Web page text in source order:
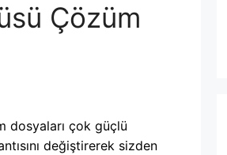
Çözüm
dosyaları çok güçlü
değiştirerek sizden